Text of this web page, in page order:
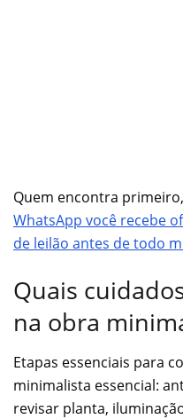
Quem encontra
WhatsApp você recebe
de leilão antes de todo
Quais
na obra
Etapas essenciais para
minimalista essencial:
revisar planta,